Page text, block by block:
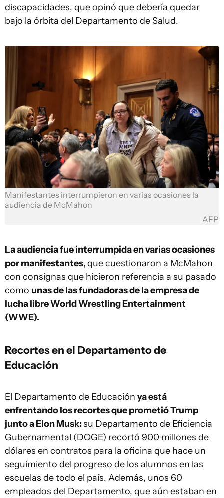
discapacidades, que opinó que debería quedar
bajo la órbita del Departamento de Salud.
Manifestantes interrumpieron en varias ocasiones la
audiencia de McMahon
AFP
La audiencia fue interrumpida en varias ocasiones
por manifestantes,que cuestionaron a McMahon
con consignas que hicieron referencia a su pasado
como unas de las fundadoras de la empresa de
lucha libre World Wrestling Entertainment
(WWE).
Recortes en el Departamento de
Educación
El Departamento de Educación ya está
enfrentando los recortes que prometió Trump
junto a Elon Musk:su Departamento de Eficiencia
Gubernamental (DOGE) recortó 900 millones de
dólares en contratos para la oficina que hace un
seguimiento del progreso de los alumnos en las
escuelas de todo el país. Además, unos 60
empleados del Departamento, que aún estaban en